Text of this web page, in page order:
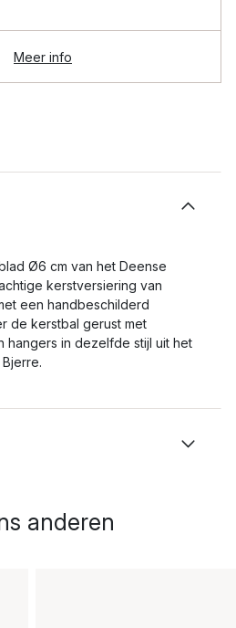
Meer info
Ø6 cm van het Deense
kerstversiering van
een handbeschilderd
de kerstbal gerust met
hangers in dezelfde stijl uit het
anderen